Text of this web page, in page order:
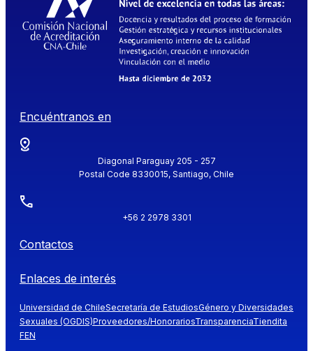
Encuéntranos en
Diagonal Paraguay 205 - 257
Postal Code 8330015, Santiago, Chile
+56 2 2978 3301
Contactos
Enlaces de interés
Universidad de ChileSecretaría de EstudiosGénero y Diversidades
Sexuales (OGDIS)Proveedores/HonorariosTransparenciaTiendita
FEN